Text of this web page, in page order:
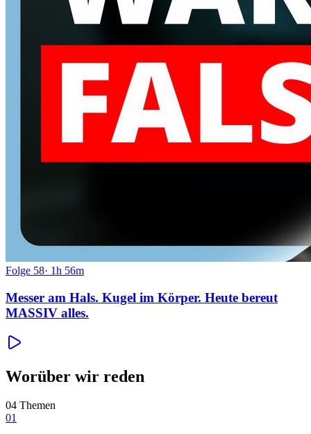
Folge 58· 1h 56m
Messer am Hals. Kugel im Körper. Heute bereut
MASSIV alles.
Worüber wir reden
04 Themen
01